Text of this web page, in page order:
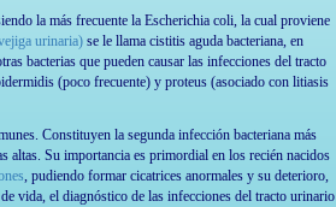
la más frecuente la Escherichia coli, la cual proviene
urinaria)se le llama cistitis aguda bacteriana, en
bacterias que pueden causar las infecciones del tracto
(poco frecuente) y proteus (asociado con litiasis
Constituyen la segunda infección bacteriana más
altas. Su importancia es primordial en los recién nacidos
, pudiendo formar cicatrices anormales y su deterioro,
vida, el diagnóstico de las infecciones del tracto urinario